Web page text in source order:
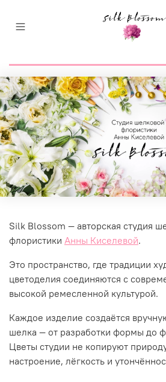
Silk Blossom — авторская студия
флористики Анны Киселевой.
Это пространство, где традиции
цветоделия соединяются с
высокой ремесленной культурой.
Каждое изделие создаётся
шелка — от разработки формы до
Цветы студии не копируют
настроение, лёгкость и